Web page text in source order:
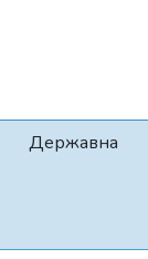
Державна